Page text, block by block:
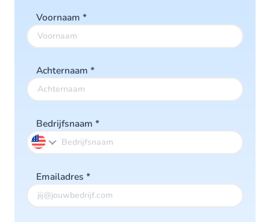
Voornaam *
Achternaam *
Bedrijfsnaam *
Emailadres *